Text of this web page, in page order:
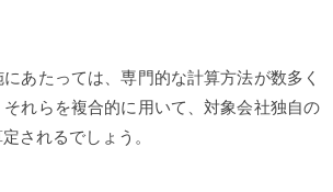
あたっては、専門的な計算方法が数多く
れらを複合的に用いて、対象会社独自の
されるでしょう。